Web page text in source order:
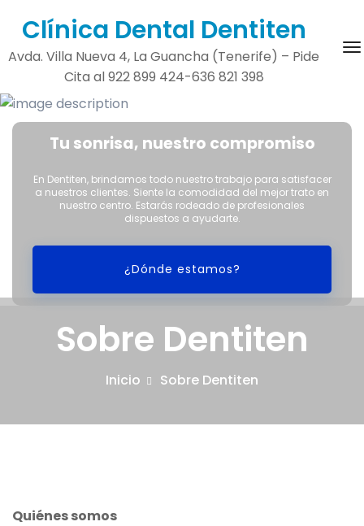
contenido
Clínica Dental Dentiten
Avda. Villa Nueva 4, La Guancha (Tenerife) – Pide
Cita al 922 899 424-636 821 398
Tu sonrisa, nuestro compromiso
En Dentiten, brindamos todo nuestro trabajo para satisfacer
a nuestros clientes. Siente la comodidad del mejor trato en
nuestro centro. Estarás rodeado de profesionales
dispuestos a ayudarte.
¿Dónde estamos?
Sobre Dentiten
Inicio Sobre Dentiten
Quiénes somos